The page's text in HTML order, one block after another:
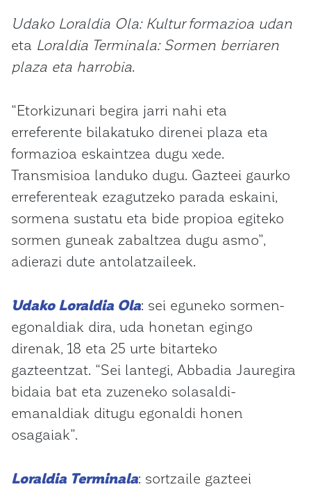
Udako Loraldia Ola: Kultur formazioa udan
eta Loraldia Terminala: Sormen berriaren
plaza eta harrobia
“Etorkizunari begira jarri nahi eta
erreferente bilakatuko direnei plaza eta
formazioa eskaintzea dugu xede.
Transmisioa landuko dugu. Gazteei gaurko
erreferenteak ezagutzeko parada eskaini,
sormena sustatu eta bide propioa egiteko
sormen guneak zabaltzea dugu asmo”,
adierazi dute antolatzaileek.
Udako Loraldia Ola: sei eguneko sormen-
egonaldiak dira, uda honetan egingo
direnak, 18 eta 25 urte bitarteko
gazteentzat. “Sei lantegi, Abbadia Jauregira
bidaia bat eta zuzeneko solasaldi-
emanaldiak ditugu egonaldi honen
osagaiak”.
Loraldia Terminala: sortzaile gazteei